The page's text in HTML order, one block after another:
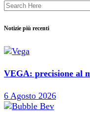
Notizie più recenti
VEGA: precisione al
6 Agosto 2026